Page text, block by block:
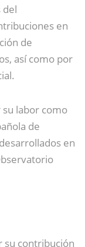
del
en
de
así como por
su labor como
de
en
su contribución